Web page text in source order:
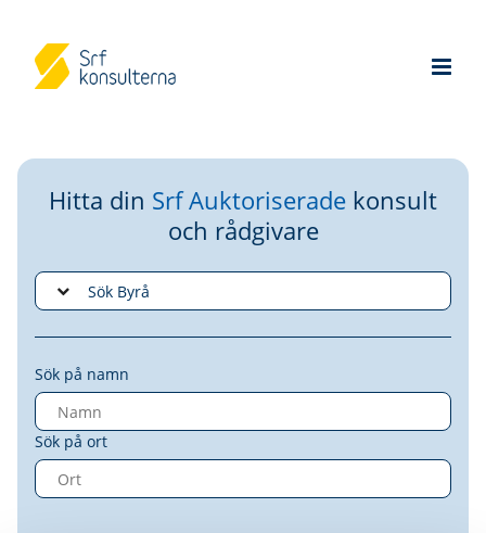
Hitta din Srf Auktoriserade konsult
och rådgivare
Sök på namn
Sök på ort